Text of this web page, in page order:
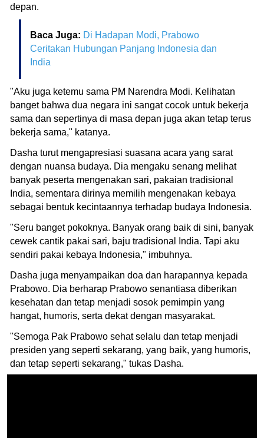
depan.
Baca Juga: Di Hadapan Modi, Prabowo
Ceritakan Hubungan Panjang Indonesia dan
India
"Aku juga ketemu sama PM Narendra Modi. Kelihatan
banget bahwa dua negara ini sangat cocok untuk bekerja
sama dan sepertinya di masa depan juga akan tetap terus
bekerja sama," katanya.
Dasha turut mengapresiasi suasana acara yang sarat
dengan nuansa budaya. Dia mengaku senang melihat
banyak peserta mengenakan sari, pakaian tradisional
India, sementara dirinya memilih mengenakan kebaya
sebagai bentuk kecintaannya terhadap budaya Indonesia.
"Seru banget pokoknya. Banyak orang baik di sini, banyak
cewek cantik pakai sari, baju tradisional India. Tapi aku
sendiri pakai kebaya Indonesia," imbuhnya.
Dasha juga menyampaikan doa dan harapannya kepada
Prabowo. Dia berharap Prabowo senantiasa diberikan
kesehatan dan tetap menjadi sosok pemimpin yang
hangat, humoris, serta dekat dengan masyarakat.
"Semoga Pak Prabowo sehat selalu dan tetap menjadi
presiden yang seperti sekarang, yang baik, yang humoris,
dan tetap seperti sekarang," tukas Dasha.